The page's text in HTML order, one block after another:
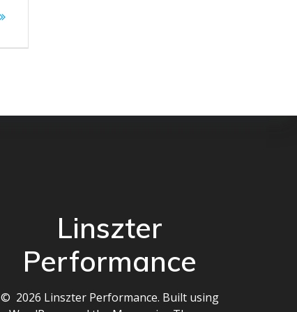
Linszter
Performance
© 2026 Linszter Performance. Built using